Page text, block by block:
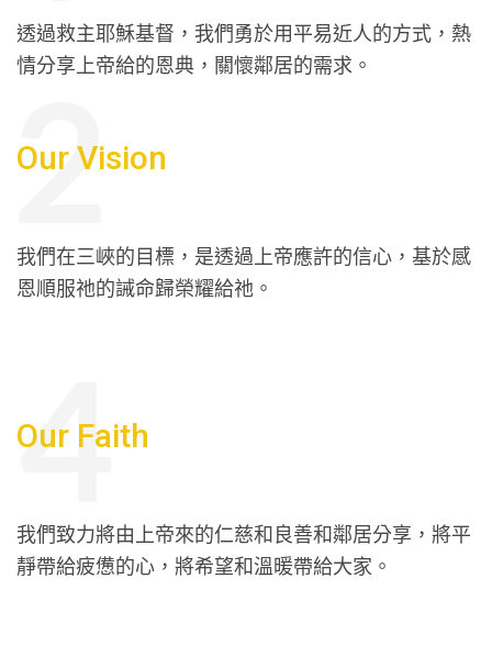
透過救主耶穌基督，我們勇於用平易近人的方式，熱
情分享上帝給的恩典，關懷鄰居的需求。
Our Vision
我們在三峽的目標，是透過上帝應許的信心，基於感
恩順服祂的誡命歸榮耀給祂。
Our Faith
我們致力將由上帝來的仁慈和良善和鄰居分享，將平
靜帶給疲憊的心，將希望和溫暖帶給大家。